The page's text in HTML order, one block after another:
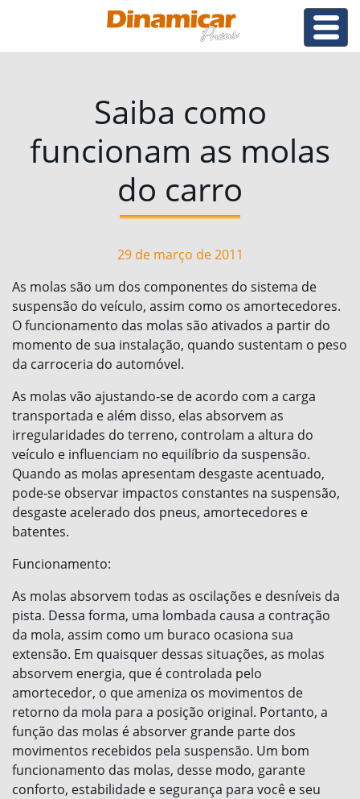
Saiba como
funcionam as molas
do carro
29 de março de 2011
As molas são um dos componentes do sistema de
suspensão do veículo, assim como os amortecedores.
O funcionamento das molas são ativados a partir do
momento de sua instalação, quando sustentam o peso
da carroceria do automóvel.
As molas vão ajustando-se de acordo com a carga
transportada e além disso, elas absorvem as
irregularidades do terreno, controlam a altura do
veículo e influenciam no equilíbrio da suspensão.
Quando as molas apresentam desgaste acentuado,
pode-se observar impactos constantes na suspensão,
desgaste acelerado dos pneus, amortecedores e
batentes.
Funcionamento:
As molas absorvem todas as oscilações e desníveis da
pista. Dessa forma, uma lombada causa a contração
da mola, assim como um buraco ocasiona sua
extensão. Em quaisquer dessas situações, as molas
absorvem energia, que é controlada pelo
amortecedor, o que ameniza os movimentos de
retorno da mola para a posição original. Portanto, a
função das molas é absorver grande parte dos
movimentos recebidos pela suspensão. Um bom
funcionamento das molas, desse modo, garante
conforto, estabilidade e segurança para você e seu